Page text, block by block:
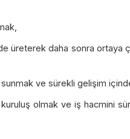
üreterek daha sonra ortaya
ve sürekli gelişim
olmak ve iş hacmini